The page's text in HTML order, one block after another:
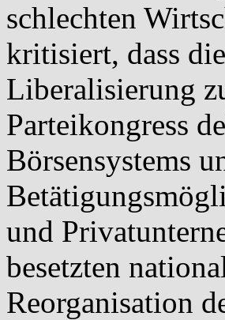
schlechten
kritisiert, dass
Liberalisierung
Parteikongress
Börsensystems
und
besetzten
Reorganisation